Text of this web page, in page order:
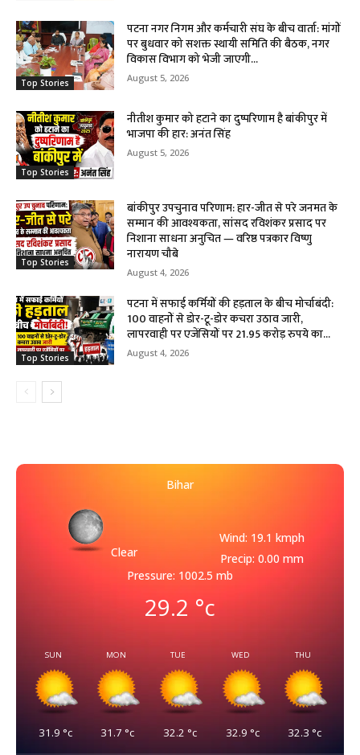
Top Stories
पटना नगर निगम और कर्मचारी संघ के बीच वार्ता: मांगों
पर बुधवार को सशक्त स्थायी समिति की बैठक, नगर
विकास विभाग को भेजी जाएगी...
August 5, 2026
Top Stories
नीतीश कुमार को हटाने का दुष्परिणाम है बांकीपुर में
भाजपा की हार: अनंत सिंह
August 5, 2026
Top Stories
बांकीपुर उपचुनाव परिणाम: हार-जीत से परे जनमत के
सम्मान की आवश्यकता, सांसद रविशंकर प्रसाद पर
निशाना साधना अनुचित — वरिष्ठ पत्रकार विष्णु
नारायण चौबे
August 4, 2026
Top Stories
पटना में सफाई कर्मियों की हड़ताल के बीच मोर्चाबंदी:
100 वाहनों से डोर-टू-डोर कचरा उठाव जारी,
लापरवाही पर एजेंसियों पर 21.95 करोड़ रुपये का...
August 4, 2026
Bihar
Clear
Wind: 19.1 kmph
Precip: 0.00 mm
Pressure: 1002.5 mb
29.2 °c
SUN
31.9 °c
MON
31.7 °c
TUE
32.2 °c
WED
32.9 °c
THU
32.3 °c